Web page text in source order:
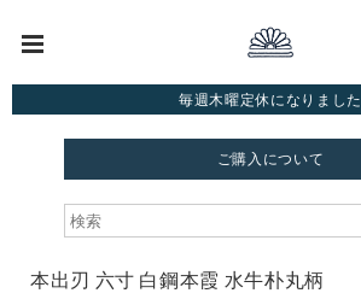
毎週木曜定休になりました
ご購入について
本出刃 六寸 白鋼本霞 水牛朴丸柄